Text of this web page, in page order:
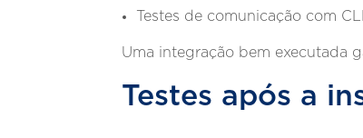
Testes de comunicação com
Uma integração bem executada
Testes após a